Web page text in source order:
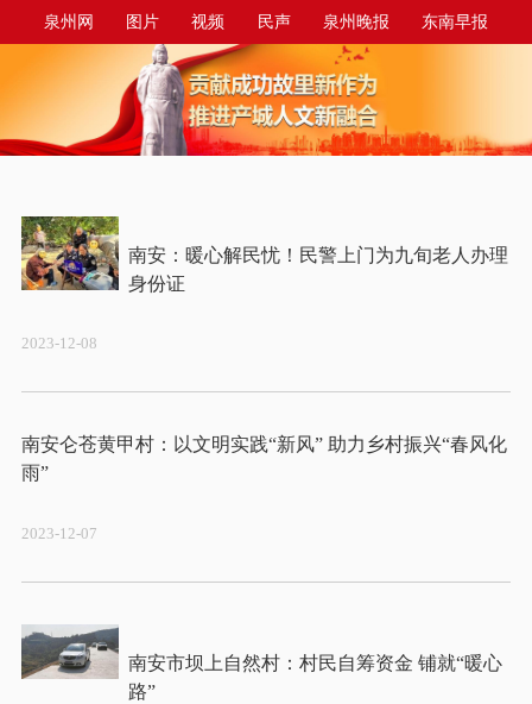
泉州网 图片 视频 民声 泉州晚报 东南早报
泉州商报 今日台商投资区
南安：暖心解民忧！民警上门为九旬老人办理
2023-12-08
南安仑苍黄甲村：以文明实践“新风” 助力乡村振兴“春风化
雨”
2023-12-07
南安市坝上自然村：村民自筹资金 铺就“暖心